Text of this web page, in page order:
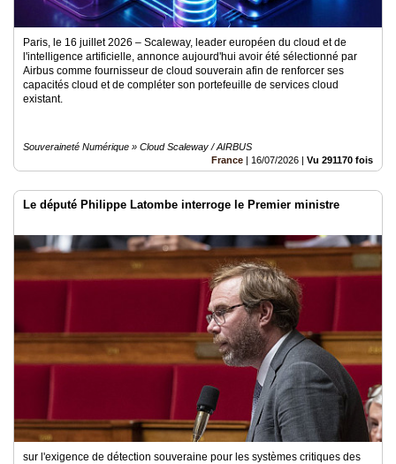
Paris, le 16 juillet 2026 – Scaleway, leader européen du cloud et de
l'intelligence artificielle, annonce aujourd'hui avoir été sélectionné par
Airbus comme fournisseur de cloud souverain afin de renforcer ses
capacités cloud et de compléter son portefeuille de services cloud
existant.
Souveraineté Numérique » Cloud Scaleway / AIRBUS
France | 16/07/2026 | Vu 291170 fois
Le député Philippe Latombe interroge le Premier ministre
sur l'exigence de détection souveraine pour les systèmes critiques des